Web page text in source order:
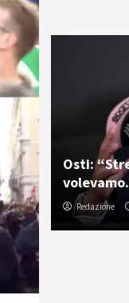
Osti:
Redazione